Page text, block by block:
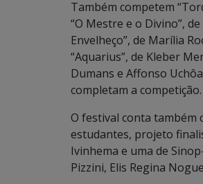
Também competem
“O Mestre e o Divino”,
Envelheço”, de Marília
“Aquarius”, de Kleber
Dumans e Affonso
completam a competição.
O festival conta também
estudantes, projeto
Ivinhema e uma de
Pizzini, Elis Regina